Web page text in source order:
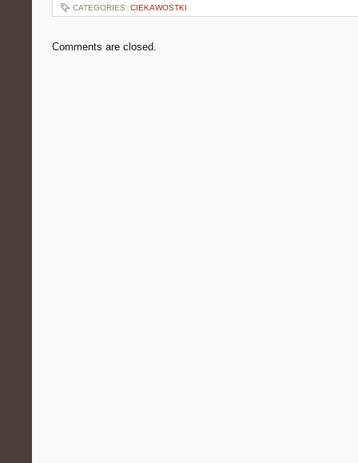
CATEGORIES: CIEKAWOSTKI
Comments are closed.